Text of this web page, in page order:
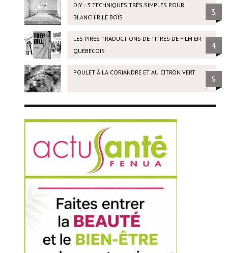
DIY : 3 TECHNIQUES TRÈS SIMPLES POUR
BLANCHIR LE BOIS
3
LES PIRES TRADUCTIONS DE TITRES DE FILM EN
QUÉBÉCOIS
4
POULET À LA CORIANDRE ET AU CITRON VERT
5